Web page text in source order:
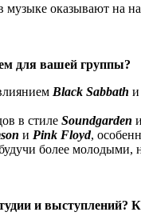
оказывают на
для вашей группы?
Black Sabbath и
в стиле Soundgarden
и Pink Floyd,
более молодыми,
и выступлений?